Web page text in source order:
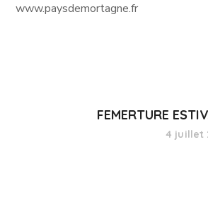
www.paysdemortagne.fr
FEMERTURE
4 juillet